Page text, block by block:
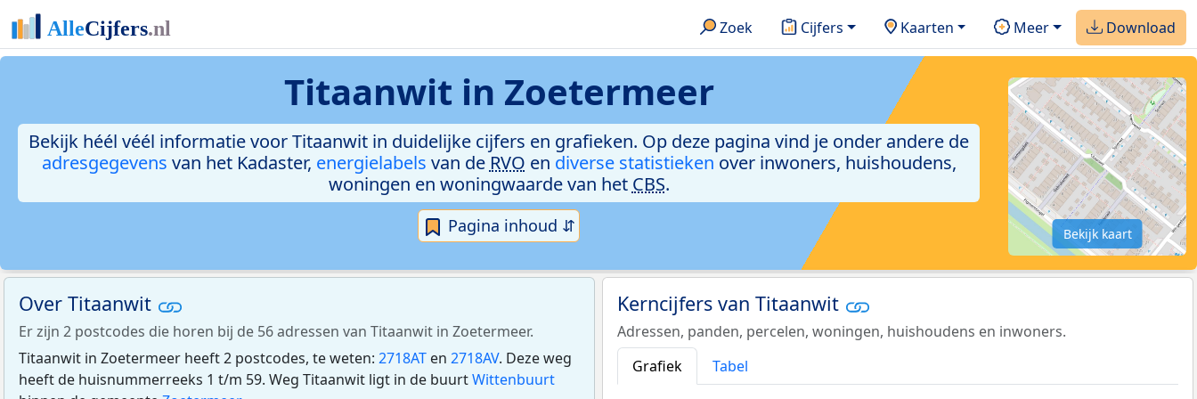
Zoek Cijfers Kaarten Meer Download
Titaanwit in Zoetermeer
Bekijk héél véél informatie voor Titaanwit in duidelijke cijfers en grafieken. Op deze pagina vind je onder andere de
adresgegevens van het Kadaster, energielabels van de RVO en diverse statistieken over inwoners, huishoudens,
woningen en woningwaarde van het CBS.
Pagina inhoud ⇵ Bekijk kaart
Over Titaanwit
Er zijn 2 postcodes die horen bij de 56 adressen van Titaanwit in Zoetermeer.
Titaanwit in Zoetermeer heeft 2 postcodes, te weten: 2718AT en 2718AV. Deze weg
heeft de huisnummerreeks 1 t/m 59. Weg Titaanwit ligt in de buurtWittenbuurt
Kerncijfers van Titaanwit
Adressen, panden, percelen, woningen, huishoudens en inwoners.
Grafiek
Tabel